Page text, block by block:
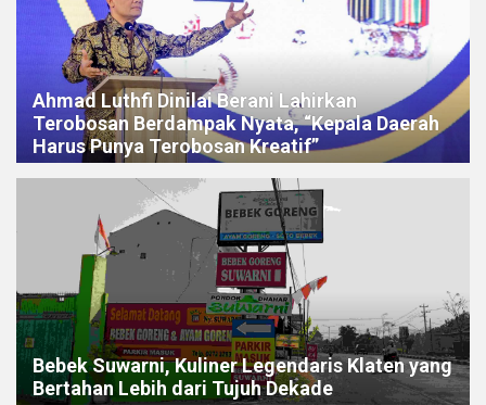
Ahmad Luthfi Dinilai Berani Lahirkan
Terobosan Berdampak Nyata, “Kepala Daerah
Harus Punya Terobosan Kreatif”
Bebek Suwarni, Kuliner Legendaris Klaten yang
Bertahan Lebih dari Tujuh Dekade